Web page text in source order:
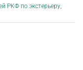
РКФ по экстерьеру,